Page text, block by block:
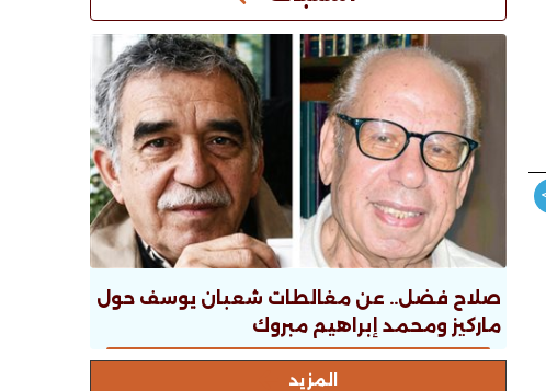
صلاح فضل.. عن مغالطات شعبان يوسف حول
ماركيز ومحمد إبراهيم مبروك
المزيد